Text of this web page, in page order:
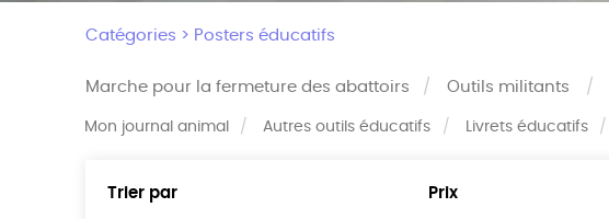
Catégories > Posters éducatifs
Marche pour la fermeture des abattoirs Outils militants
Mon journal animal Autres outils éducatifs Livrets éducatifs
Trier par Prix